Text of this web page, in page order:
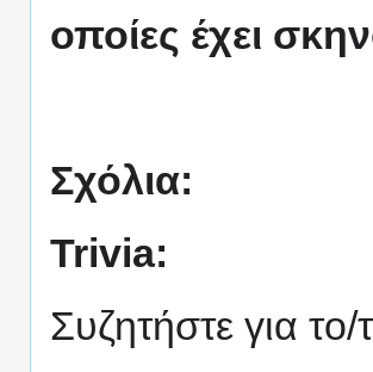
οποίες έχει
Σχόλια:
Trivia:
Συζητήστε για